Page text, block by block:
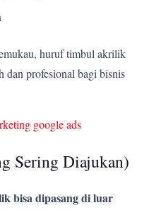
huruf timbul akrilik
dan profesional bagi bisnis
Sering Diajukan)
bisa dipasang di luar